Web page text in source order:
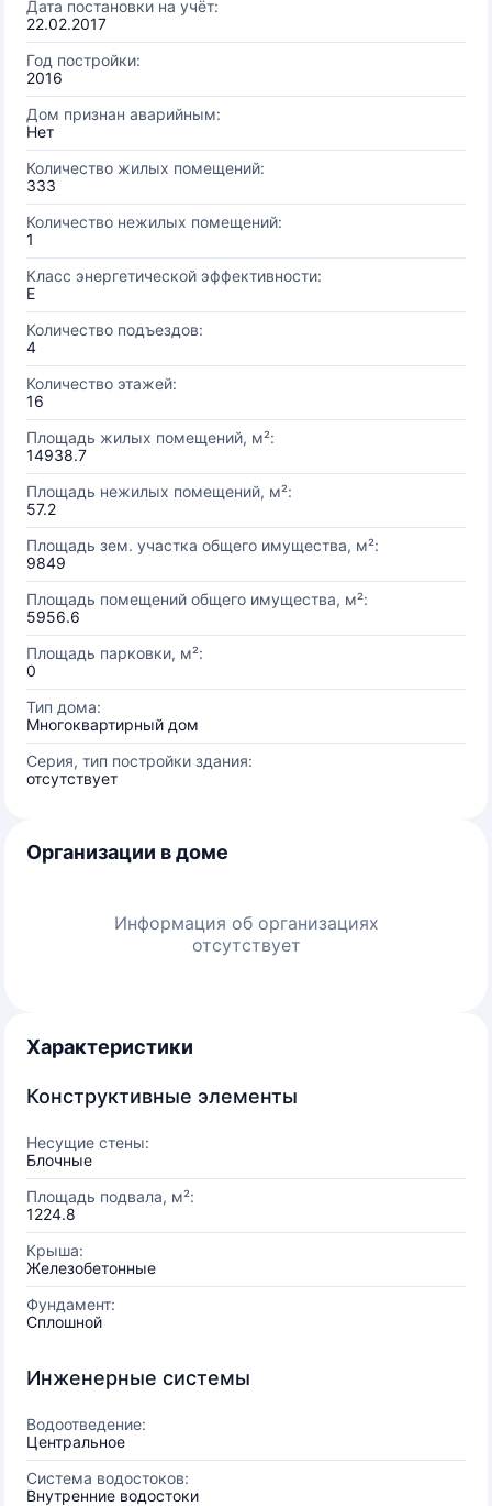
Дата постановки на учёт:
22.02.2017
Год постройки:
2016
Дом признан аварийным:
Нет
Количество жилых помещений:
333
Количество нежилых помещений:
1
Класс энергетической эффективности:
E
Количество подъездов:
4
Количество этажей:
16
Площадь жилых помещений, м²:
14938.7
Площадь нежилых помещений, м²:
57.2
Площадь зем. участка общего имущества, м²:
9849
Площадь помещений общего имущества, м²:
5956.6
Площадь парковки, м²:
0
Тип дома:
Многоквартирный дом
Серия, тип постройки здания:
отсутствует
Организации в доме
Информация об организациях
отсутствует
Характеристики
Конструктивные элементы
Несущие стены:
Блочные
Площадь подвала, м²:
1224.8
Крыша:
Железобетонные
Фундамент:
Сплошной
Инженерные системы
Водоотведение:
Центральное
Система водостоков:
Внутренние водостоки